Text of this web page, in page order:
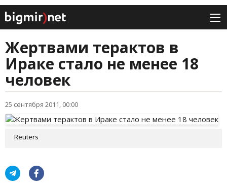
Жертвами терактов в
Ираке стало не менее 18
человек
25 сентября 2011, 00:00
Reuters